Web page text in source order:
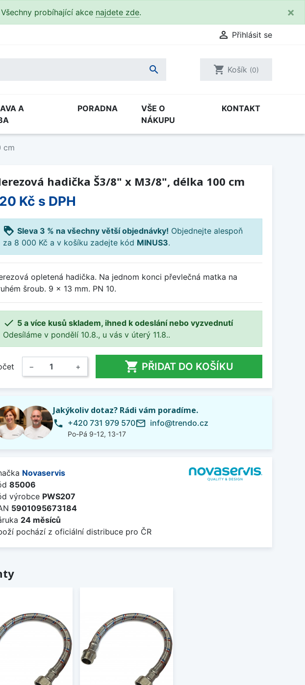
Všechny probíhající akce najdete zde. ×
 Přihlásit se
 shopping_cart Košík (0)
A
PORADNA
VŠE O
NÁKUPU
KONTAKT
cm
hadička Š3/8" x M3/8", délka 100 cm
Kč s DPH
loyalty Sleva 3 % na všechny větší objednávky! Objednejte alespoň
za 8 000 Kč a v košíku zadejte kód MINUS3.
opletená hadička. Na jednom konci převlečná matka na
šroub. 9 x 13 mm. PN 10.
 5 a více kusů skladem, ihned k odeslání nebo vyzvednutí
Odesíláme v pondělí 10.8., u vás v úterý 11.8..
− +  PŘIDAT DO KOŠÍKU
Jakýkoliv dotaz? Rádi vám poradíme.
phone +420 731 979 570
Po-Pá 9-12, 13-17
mail_outline info@trendo.cz
Novaservis
85006
výrobce PWS207
5901095673184
24 měsíců
pochází z oficiální distribuce pro ČR